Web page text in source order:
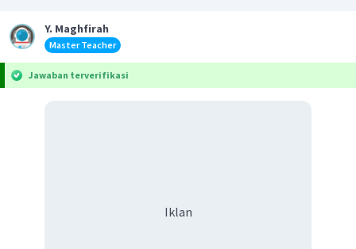
Y. Maghfirah
Master Teacher
Jawaban terverifikasi
Iklan